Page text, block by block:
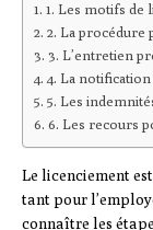
1. Les motifs de
2. La procédure
3. L’entretien
4. La
5. Les
6. Les recours
Le licenciement
tant pour
connaître les